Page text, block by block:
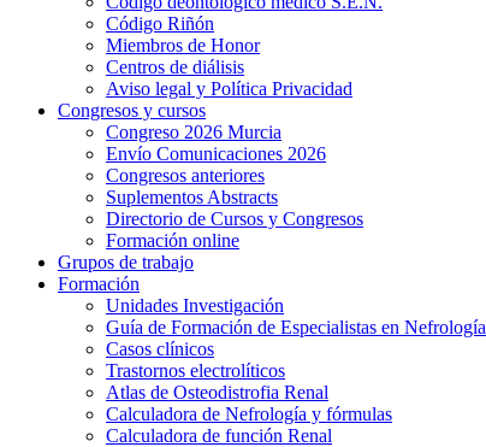
Código Riñón
Miembros de Honor
Centros de diálisis
Aviso legal y Política Privacidad
Congresos y cursos
Congreso 2026 Murcia
Envío Comunicaciones 2026
Congresos anteriores
Suplementos Abstracts
Directorio de Cursos y Congresos
Formación online
Grupos de trabajo
Formación
Unidades Investigación
Guía de Formación de Especialistas en Nefrología
Casos clínicos
Trastornos electrolíticos
Atlas de Osteodistrofia Renal
Calculadora de Nefrología y fórmulas
Calculadora de función Renal